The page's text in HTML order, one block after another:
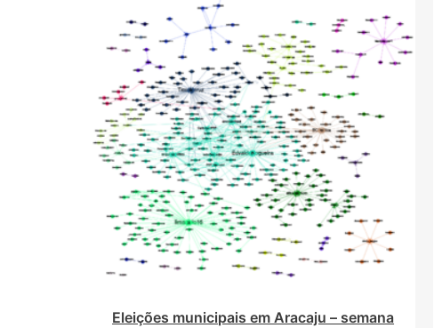
Eleições municipais em Aracaju – semana